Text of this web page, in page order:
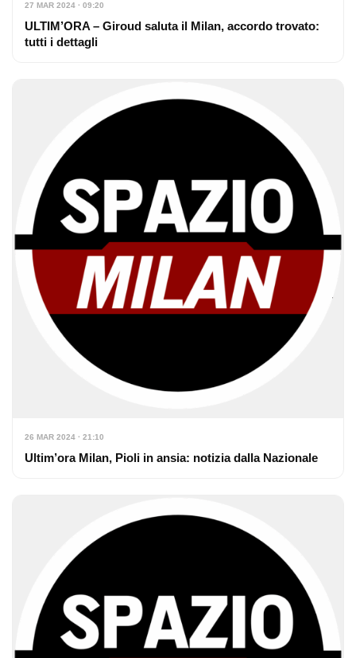
27 MAR 2024 · 09:20
ULTIM’ORA – Giroud saluta il Milan, accordo trovato:
tutti i dettagli
26 MAR 2024 · 21:10
Ultim’ora Milan, Pioli in ansia: notizia dalla Nazionale